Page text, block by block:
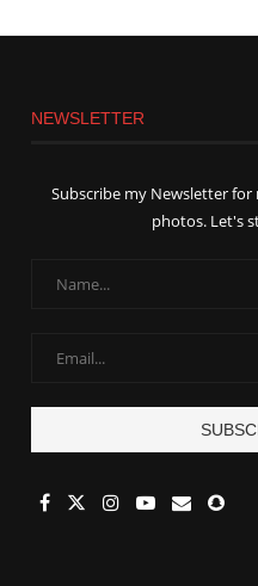
NEWSLETTER
Subscribe my Newsletter
photos. Let's